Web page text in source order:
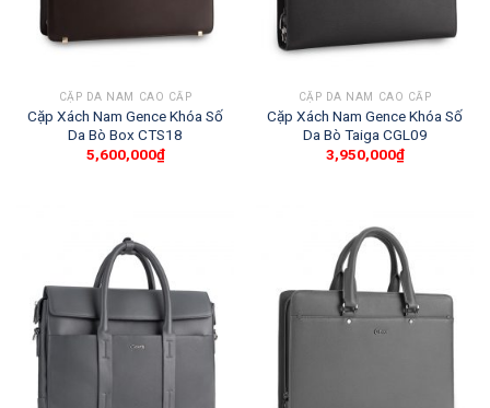
CẶP DA NAM CAO CẤP
Cặp Xách Nam Gence Khóa Số
Da Bò Box CTS18
5,600,000₫
CẶP DA NAM CAO CẤP
Cặp Xách Nam Gence Khóa Số
Da Bò Taiga CGL09
3,950,000₫